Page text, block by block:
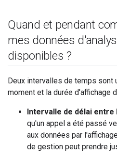
Quand et pendant
mes données
disponibles ?
Deux intervalles de temps sont
moment et la durée d'affichage
Intervalle de délai entre
qu'un appel a été passé
aux données par
de gestion peut prendre